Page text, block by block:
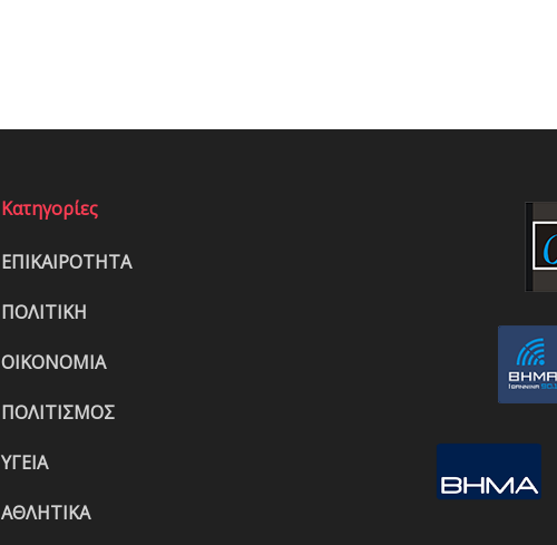
Κατηγορίες
ΕΠΙΚΑΙΡΟΤΗΤΑ
ΠΟΛΙΤΙΚΗ
ΟΙΚΟΝΟΜΙΑ
ΠΟΛΙΤΙΣΜΟΣ
ΥΓΕΙΑ
ΑΘΛΗΤΙΚΑ